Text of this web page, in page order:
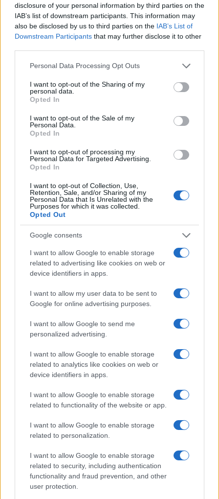
disclosure of your personal information by third parties on the
IAB’s list of downstream participants. This information may
also be disclosed by us to third parties on the IAB’s List of
Downstream Participants that may further disclose it to other
Please note that this website/app uses one or more Google
not limited to your visit or usage behaviour. You may click to
grant or deny consent to Google and its third-party tags to
use your data for below specified purposes in below Google
consent section.
Personal Data Processing Opt Outs
I want to opt-out of the Sharing of my
personal data.
Opted In
I want to opt-out of the Sale of my
Personal Data.
Opted In
I want to opt-out of processing my
Personal Data for Targeted Advertising.
Opted In
I want to opt-out of Collection, Use,
Retention, Sale, and/or Sharing of my
Personal Data that Is Unrelated with the
Purposes for which it was collected.
Opted Out
Google consents
I want to allow Google to enable storage
related to advertising like cookies on web or
device identifiers in apps.
I want to allow my user data to be sent to
Google for online advertising purposes.
I want to allow Google to send me
personalized advertising.
I want to allow Google to enable storage
related to analytics like cookies on web or
device identifiers in apps.
I want to allow Google to enable storage
related to functionality of the website or app.
I want to allow Google to enable storage
related to personalization.
I want to allow Google to enable storage
related to security, including authentication
functionality and fraud prevention, and other
user protection.
El cuidado de otros puede convertirse en una…
SALUD Y BIENESTAR
Cómo el orden en casa reduce el estrés y
mejora el sueño
Un hogar ordenado no solo mejora tu espacio,…
SALUD Y BIENESTAR
Guía completa para la seguridad en
Organizar un evento masivo seguro requiere planificación